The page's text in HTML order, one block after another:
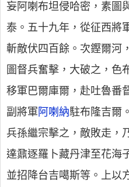
妄阿喇布坦侵哈密，素圖
泰。五十九年，從征西將
斬敵伏四百餘。次鏗爾河
圖督兵奮擊，大破之，色
移軍巴爾庫爾，赴吐魯番
副將軍 阿喇納駐布隆吉爾
兵孫繼宗擊之，敵敗走，
達鼐逐羅卜藏丹津至花海
並招降台吉噶斯等。上以